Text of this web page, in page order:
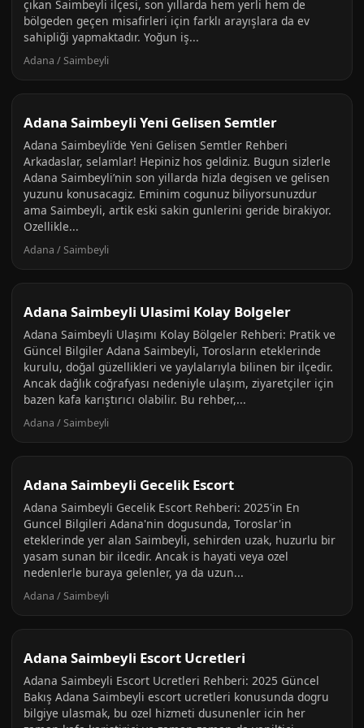
çıkan Saimbeyli ilçesi, son yıllarda hem yerli hem de
bölgeden geçen misafirleri için farklı arayışlara da ev
sahipliği yapmaktadır. Yoğun iş...
Adana / Saimbeyli
Adana Saimbeyli Yeni Gelisen Semtler
Adana Saimbeyli’de Yeni Gelisen Semtler Rehberi
Arkadaslar, selamlar! Hepiniz hos geldiniz. Bugun sizlerle
Adana Saimbeyli’nin son yillarda hizla degisen ve gelisen
yuzunu konusacagiz. Eminim cogunuz biliyorsunuzdur
ama Saimbeyli, artik eski sakin gunlerini geride birakiyor.
Ozellikle...
Adana / Saimbeyli
Adana Saimbeyli Ulasimi Kolay Bolgeler
Adana Saimbeyli Ulaşımı Kolay Bölgeler Rehberi: Pratik ve
Güncel Bilgiler Adana Saimbeyli, Torosların eteklerinde
kurulu, doğal güzellikleri ve yaylalarıyla bilinen bir ilçedir.
Ancak dağlık coğrafyası nedeniyle ulaşım, ziyaretçiler için
bazen kafa karıştırıcı olabilir. Bu rehber,...
Adana / Saimbeyli
Adana Saimbeyli Gecelik Escort
Adana Saimbeyli Gecelik Escort Rehberi: 2025'in En
Guncel Bilgileri Adana'nin dogusunda, Toroslar'in
eteklerinde yer alan Saimbeyli, sehirden uzak, huzurlu bir
yasam sunan bir ilcedir. Ancak is hayati veya ozel
nedenlerle buraya gelenler, ya da uzun...
Adana / Saimbeyli
Adana Saimbeyli Escort Ucretleri
Adana Saimbeyli Escort Ucretleri Rehberi: 2025 Güncel
Bakış Adana Saimbeyli escort ucretleri konusunda dogru
bilgiye ulasmak, bu ozel hizmeti dusunenler icin her